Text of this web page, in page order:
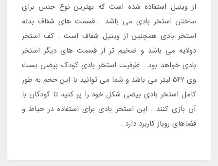
از وینیل استفاده شده است که بهترین نوع جنس برای
ساختن استخر بادی می باشد . قسمت های شفاف بدنه
استخر بادی همچنین از وینیل شفاف است . کف استخر
دولایه می باشد و ضخیم تر از قسمت های دیگر استخر
بادی خواهد بود . ظرفیت استخر بادی کودک بیضی بست
وی 542 لیتر می باشد و شما می توانید با این حجم به طور
کامل استخر بادی بیضی شکل خود را پر کنید تا کودکان با
آن بازی کنند . این استخر بادی برای استفاده در حیاط و
فضاهای روباز کاربرد دارد .